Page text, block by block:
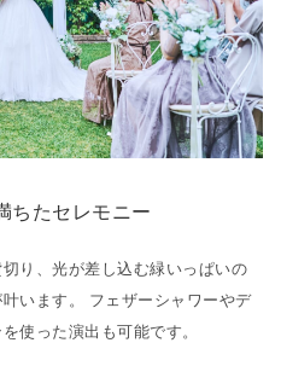
ちたセレモニー
り、光が差し込む緑いっぱいの
います。 フェザーシャワーやデ
使った演出も可能です。